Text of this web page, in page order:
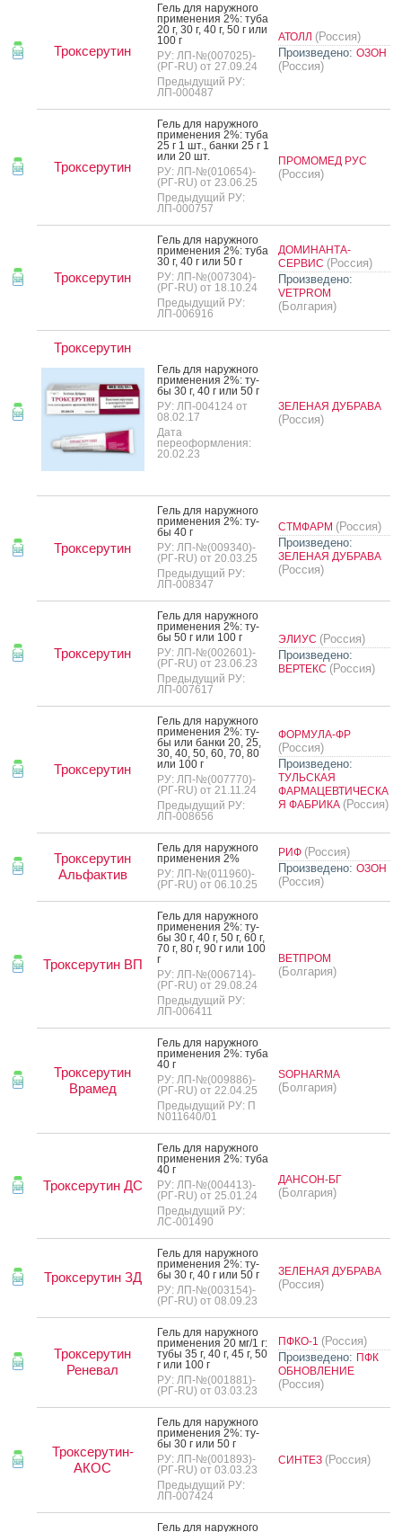
Троксерутин
Гель для на­руж­но­го
при­мене­ния 2%: ту­ба
20 г, 30 г, 40 г, 50 г или
100 г
РУ: ЛП-№(007025)-
(РГ-RU) от 27.09.24
Предыдущий РУ:
ЛП-000487
АТОЛЛ (Россия)
Произведено: ОЗОН
(Россия)
Троксерутин
Гель для на­руж­но­го
при­мене­ния 2%: ту­ба
25 г 1 шт., бан­ки 25 г 1
или 20 шт.
РУ: ЛП-№(010654)-
(РГ-RU) от 23.06.25
Предыдущий РУ:
ЛП-000757
ПРОМОМЕД РУС
(Россия)
Троксерутин
Гель для на­руж­но­го
при­мене­ния 2%: ту­ба
30 г, 40 г или 50 г
РУ: ЛП-№(007304)-
(РГ-RU) от 18.10.24
Предыдущий РУ:
ЛП-006916
ДОМИНАНТА-
СЕРВИС (Россия)
Произведено:
VETPROM
(Болгария)
Троксерутин
Гель для на­руж­но­го
при­мене­ния 2%: ту­
бы 30 г, 40 г или 50 г
РУ: ЛП-004124 от
08.02.17
Дата
переоформления:
20.02.23
ЗЕЛЕНАЯ ДУБРАВА
(Россия)
Троксерутин
Гель для на­руж­но­го
при­мене­ния 2%: ту­
бы 40 г
РУ: ЛП-№(009340)-
(РГ-RU) от 20.03.25
Предыдущий РУ:
ЛП-008347
СТМФАРМ (Россия)
Произведено:
ЗЕЛЕНАЯ ДУБРАВА
(Россия)
Троксерутин
Гель для на­руж­но­го
при­мене­ния 2%: ту­
бы 50 г или 100 г
РУ: ЛП-№(002601)-
(РГ-RU) от 23.06.23
Предыдущий РУ:
ЛП-007617
ЭЛИУС (Россия)
Произведено:
ВЕРТЕКС (Россия)
Троксерутин
Гель для на­руж­но­го
при­мене­ния 2%: ту­
бы или бан­ки 20, 25,
30, 40, 50, 60, 70, 80
или 100 г
РУ: ЛП-№(007770)-
(РГ-RU) от 21.11.24
Предыдущий РУ:
ЛП-008656
ФОРМУЛА-ФР
(Россия)
Произведено:
ТУЛЬСКАЯ
ФАРМАЦЕВТИЧЕСКА
Я ФАБРИКА (Россия)
Троксерутин
Альфактив
Гель для на­руж­но­го
при­мене­ния 2%
РУ: ЛП-№(011960)-
(РГ-RU) от 06.10.25
РИФ (Россия)
Произведено: ОЗОН
(Россия)
Троксерутин ВП
Гель для на­руж­но­го
при­мене­ния 2%: ту­
бы 30 г, 40 г, 50 г, 60 г,
70 г, 80 г, 90 г или 100
г
РУ: ЛП-№(006714)-
(РГ-RU) от 29.08.24
Предыдущий РУ:
ЛП-006411
ВЕТПРОМ
(Болгария)
Троксерутин
Врамед
Гель для на­руж­но­го
при­мене­ния 2%: ту­ба
40 г
РУ: ЛП-№(009886)-
(РГ-RU) от 22.04.25
Предыдущий РУ: П
N011640/01
SOPHARMA
(Болгария)
Троксерутин ДС
Гель для на­руж­но­го
при­мене­ния 2%: ту­ба
40 г
РУ: ЛП-№(004413)-
(РГ-RU) от 25.01.24
Предыдущий РУ:
ЛС-001490
ДАНСОН-БГ
(Болгария)
Троксерутин ЗД
Гель для на­руж­но­го
при­мене­ния 2%: ту­
бы 30 г, 40 г или 50 г
РУ: ЛП-№(003154)-
(РГ-RU) от 08.09.23
ЗЕЛЕНАЯ ДУБРАВА
(Россия)
Троксерутин
Реневал
Гель для на­руж­но­го
при­мене­ния 20 мг/1 г:
ту­бы 35 г, 40 г, 45 г, 50
г или 100 г
РУ: ЛП-№(001881)-
(РГ-RU) от 03.03.23
ПФКО-1 (Россия)
Произведено: ПФК
ОБНОВЛЕНИЕ
(Россия)
Троксерутин-
АКОС
Гель для на­руж­но­го
при­мене­ния 2%: ту­
бы 30 г или 50 г
РУ: ЛП-№(001893)-
(РГ-RU) от 03.03.23
Предыдущий РУ:
ЛП-007424
СИНТЕЗ (Россия)
Гель для на­руж­но­го